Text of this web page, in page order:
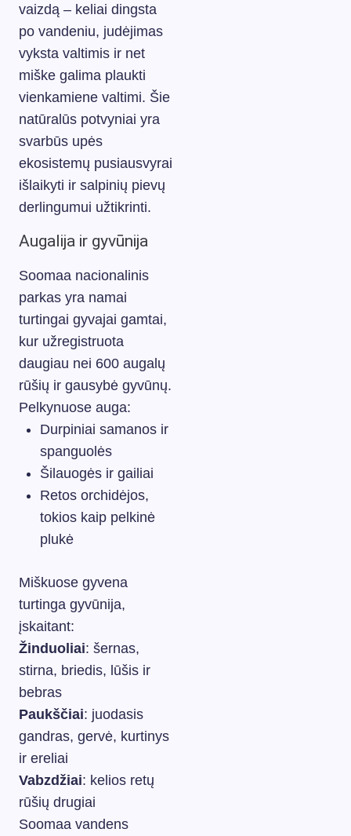
vaizdą – keliai dingsta
po vandeniu, judėjimas
vyksta valtimis ir net
miške galima plaukti
vienkamiene valtimi. Šie
natūralūs potvyniai yra
svarbūs upės
ekosistemų pusiausvyrai
išlaikyti ir salpinių pievų
derlingumui užtikrinti.
Augalija ir gyvūnija
Soomaa nacionalinis
parkas yra namai
turtingai gyvajai gamtai,
kur užregistruota
daugiau nei 600 augalų
rūšių ir gausybė gyvūnų.
Pelkynuose auga:
Durpiniai samanos ir
spanguolės
Šilauogės ir gailiai
Retos orchidėjos,
tokios kaip pelkinė
plukė
Miškuose gyvena
turtinga gyvūnija,
įskaitant:
Žinduoliai: šernas,
stirna, briedis, lūšis ir
bebras
Paukščiai: juodasis
gandras, gervė, kurtinys
ir ereliai
Vabzdžiai: kelios retų
rūšių drugiai
Soomaa vandens